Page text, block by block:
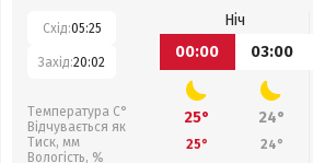
Схід:05:25
Захід:20:02
Температура С°
Відчувається як
Тиск, мм
Вологість, %
Ніч
00:00
03:00
25° 24°
25° 24°